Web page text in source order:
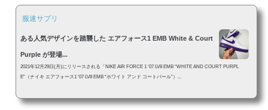
服速サプリ
ある人気デザインを踏襲した エアフォース1 EMB White & Court
Purple が登場...
2021年12月29日(月)にリリースされる「NIKE AIR FORCE 1 ’07 LV8 EMB “WHITE AND COURT PURPL
E”（ナイキ エアフォース1 ’07 LV8 EMB “ホワイト アンド コートパール”）...